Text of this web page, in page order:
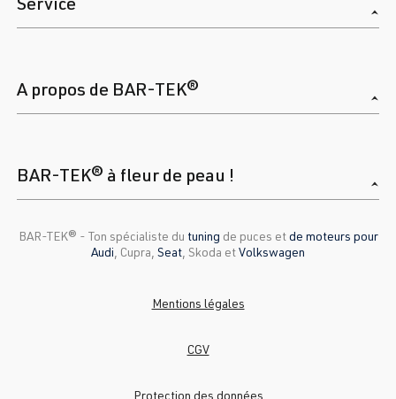
A propos de BAR-TEK®
BAR-TEK® à fleur de peau !
BAR-TEK®️ - Ton spécialiste du tuning de puces etde moteurs pour
Audi , Cupra, Seat , Skoda etVolkswagen
Mentions légales
CGV
Protection des données